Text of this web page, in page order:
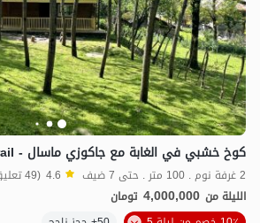
2 غرفة نوم . 100 متر . حتى 7 ضيف 4.6 (49 تعليق)
الليلة من 4,000,000 تومان